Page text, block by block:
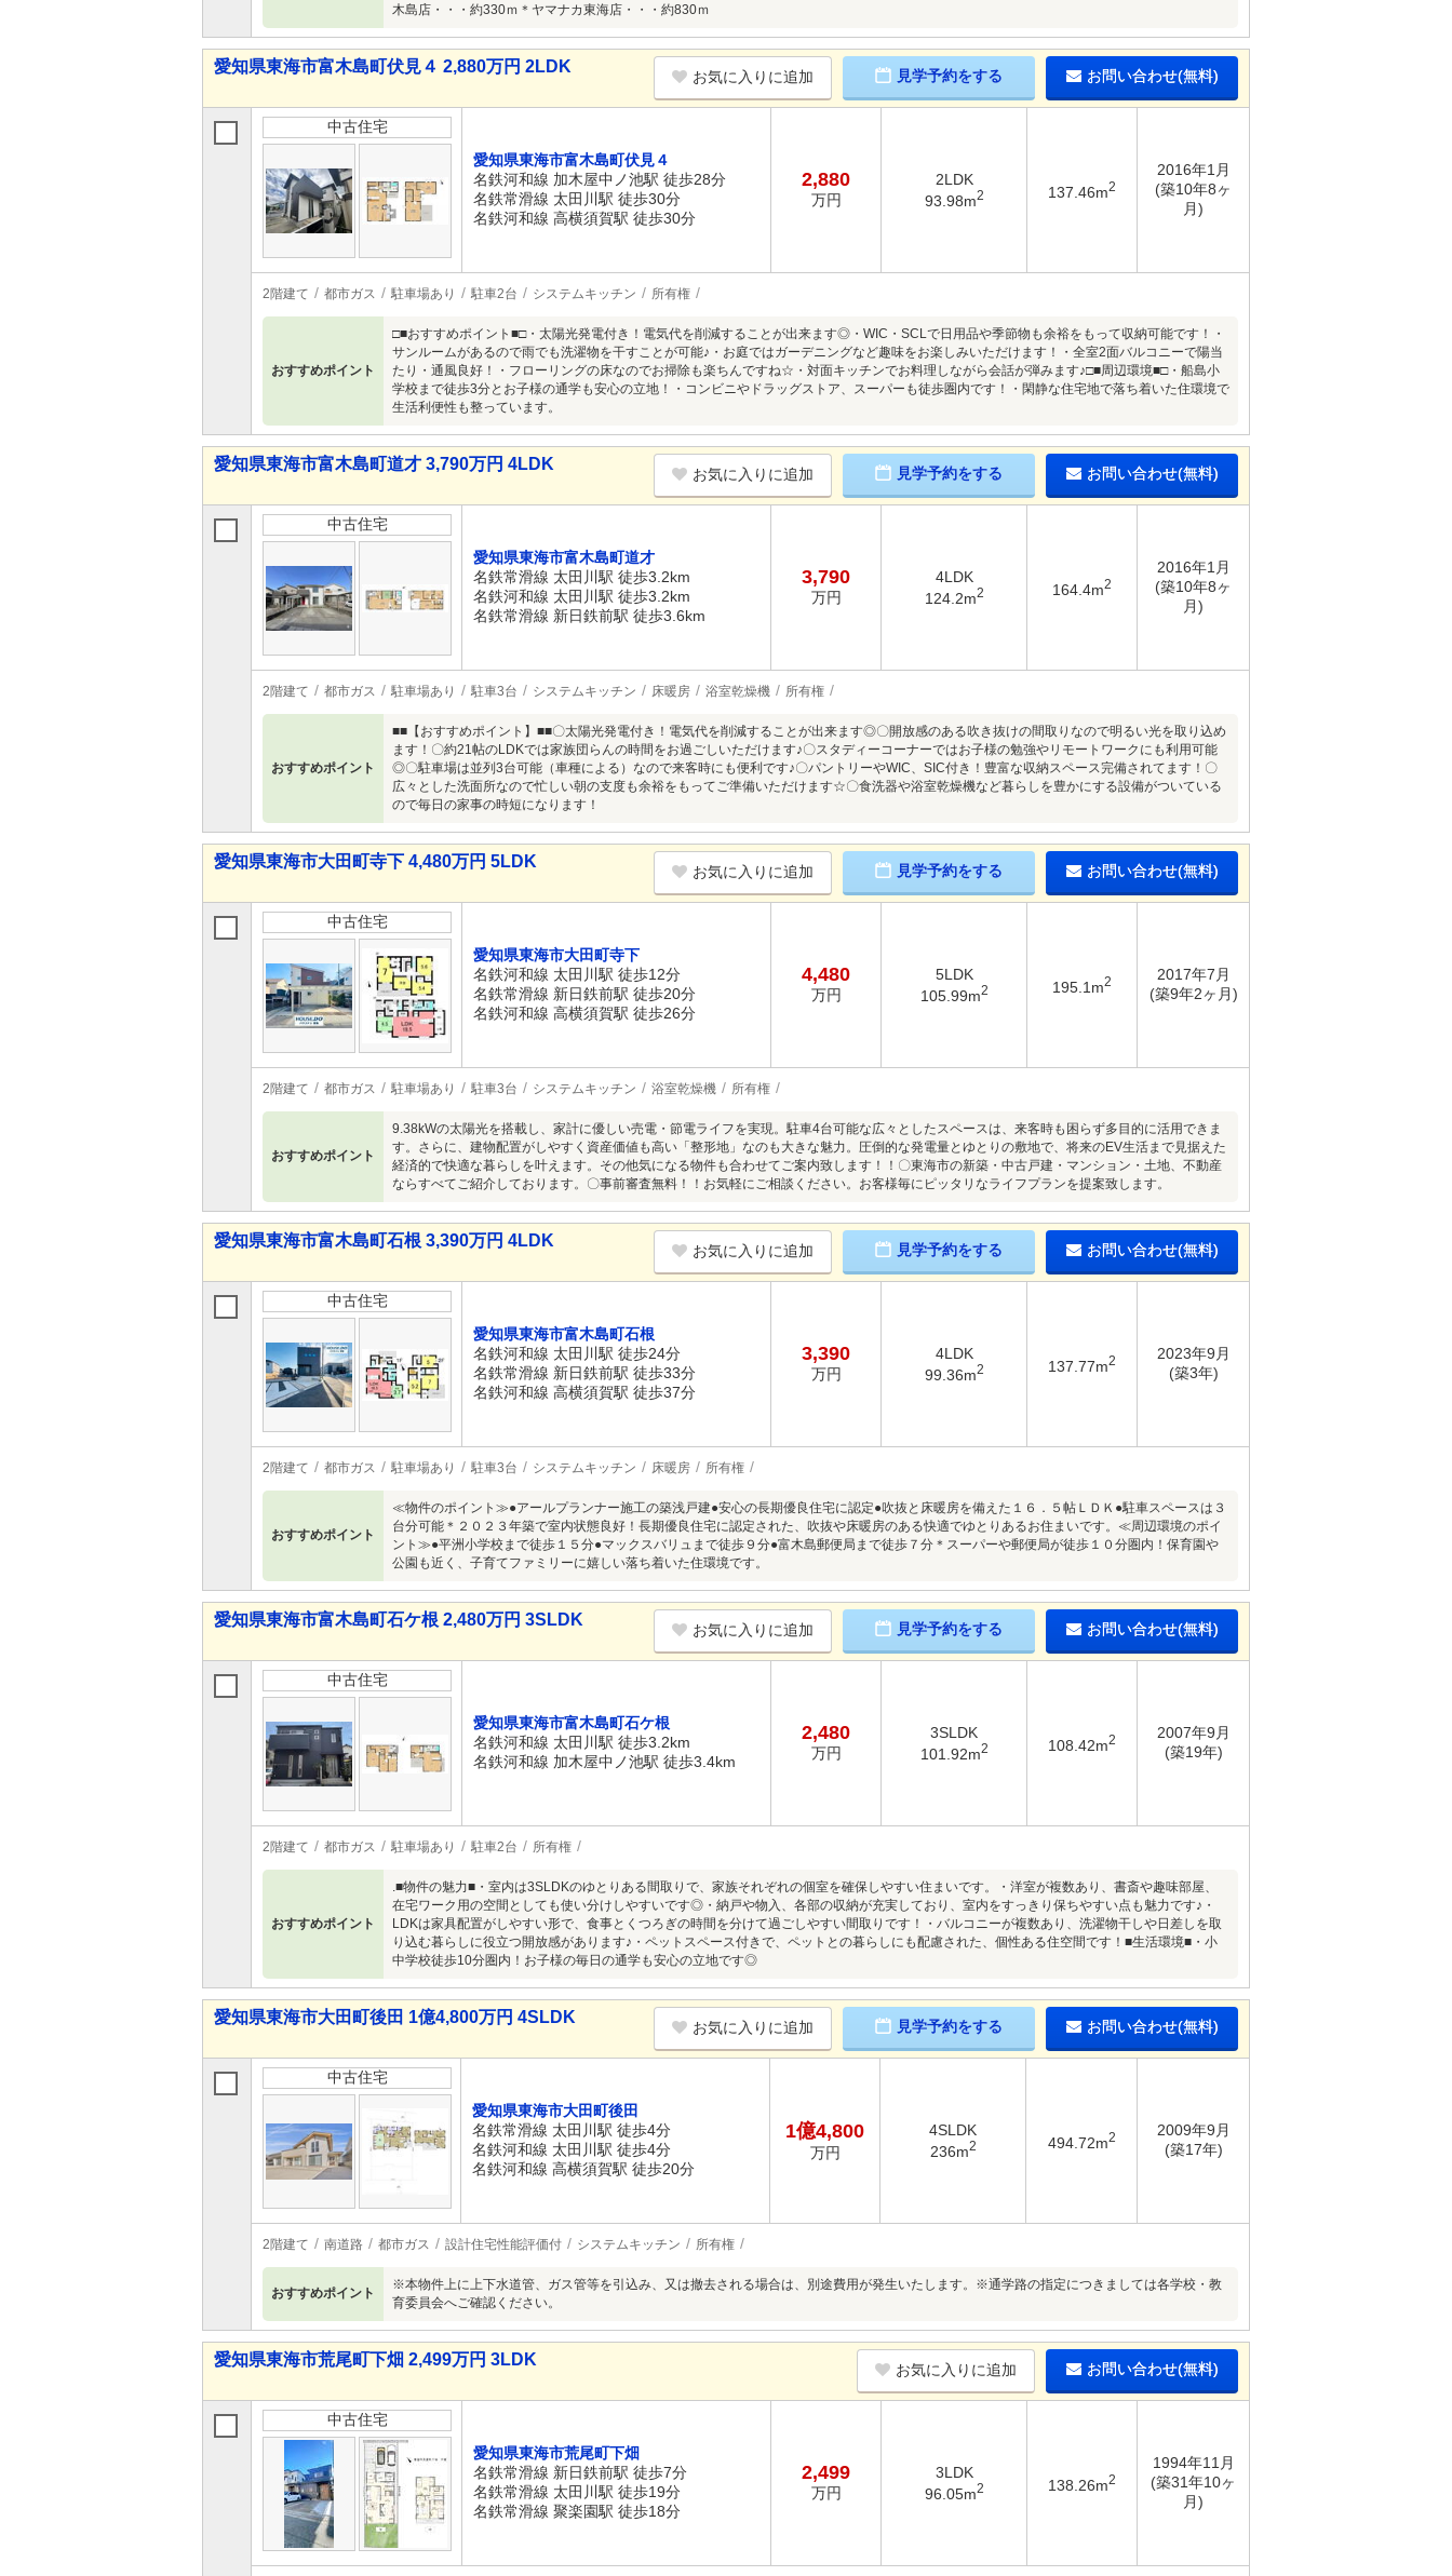
木島店・・・約330ｍ＊ヤマナカ東海店・・・約830ｍ
愛知県東海市富木島町伏見４ 2,880万円 2LDK
お気に入りに追加 見学予約をする お問い合わせ(無料)
中古住宅
愛知県東海市富木島町伏見４
名鉄河和線 加木屋中ノ池駅 徒歩28分
名鉄常滑線 太田川駅 徒歩30分
名鉄河和線 高横須賀駅 徒歩30分
2,880
万円
2LDK
93.98m2 137.46m2
2016年1月
(築10年8ヶ
月)
2階建て 都市ガス 駐車場あり 駐車2台 システムキッチン 所有権
おすすめポイント
□■おすすめポイント■□・太陽光発電付き！電気代を削減することが出来ます◎・WIC・SCLで日用品や季節物も余裕をもって収納可能です！・
サンルームがあるので雨でも洗濯物を干すことが可能♪・お庭ではガーデニングなど趣味をお楽しみいただけます！・全室2面バルコニーで陽当
たり・通風良好！・フローリングの床なのでお掃除も楽ちんですね☆・対面キッチンでお料理しながら会話が弾みます♪□■周辺環境■□・船島小
学校まで徒歩3分とお子様の通学も安心の立地！・コンビニやドラッグストア、スーパーも徒歩圏内です！・閑静な住宅地で落ち着いた住環境で
生活利便性も整っています。
愛知県東海市富木島町道才 3,790万円 4LDK
お気に入りに追加 見学予約をする お問い合わせ(無料)
中古住宅
愛知県東海市富木島町道才
名鉄常滑線 太田川駅 徒歩3.2km
名鉄河和線 太田川駅 徒歩3.2km
名鉄常滑線 新日鉄前駅 徒歩3.6km
3,790
万円
4LDK
124.2m2 164.4m2
2016年1月
(築10年8ヶ
月)
2階建て 都市ガス 駐車場あり 駐車3台 システムキッチン 床暖房 浴室乾燥機 所有権
おすすめポイント
■■【おすすめポイント】■■〇太陽光発電付き！電気代を削減することが出来ます◎〇開放感のある吹き抜けの間取りなので明るい光を取り込め
ます！〇約21帖のLDKでは家族団らんの時間をお過ごしいただけます♪〇スタディーコーナーではお子様の勉強やリモートワークにも利用可能
◎〇駐車場は並列3台可能（車種による）なので来客時にも便利です♪〇パントリーやWIC、SIC付き！豊富な収納スペース完備されてます！〇
広々とした洗面所なので忙しい朝の支度も余裕をもってご準備いただけます☆〇食洗器や浴室乾燥機など暮らしを豊かにする設備がついている
ので毎日の家事の時短になります！
愛知県東海市大田町寺下 4,480万円 5LDK
お気に入りに追加 見学予約をする お問い合わせ(無料)
中古住宅
愛知県東海市大田町寺下
名鉄河和線 太田川駅 徒歩12分
名鉄常滑線 新日鉄前駅 徒歩20分
名鉄河和線 高横須賀駅 徒歩26分
4,480
万円
5LDK
105.99m2 195.1m2
2017年7月
(築9年2ヶ月)
2階建て 都市ガス 駐車場あり 駐車3台 システムキッチン 浴室乾燥機 所有権
おすすめポイント
9.38kWの太陽光を搭載し、家計に優しい売電・節電ライフを実現。駐車4台可能な広々としたスペースは、来客時も困らず多目的に活用できま
す。さらに、建物配置がしやすく資産価値も高い「整形地」なのも大きな魅力。圧倒的な発電量とゆとりの敷地で、将来のEV生活まで見据えた
経済的で快適な暮らしを叶えます。その他気になる物件も合わせてご案内致します！！〇東海市の新築・中古戸建・マンション・土地、不動産
ならすべてご紹介しております。〇事前審査無料！！お気軽にご相談ください。お客様毎にピッタリなライフプランを提案致します。
愛知県東海市富木島町石根 3,390万円 4LDK
お気に入りに追加 見学予約をする お問い合わせ(無料)
中古住宅
愛知県東海市富木島町石根
名鉄河和線 太田川駅 徒歩24分
名鉄常滑線 新日鉄前駅 徒歩33分
名鉄河和線 高横須賀駅 徒歩37分
3,390
万円
4LDK
99.36m2 137.77m2
2023年9月
(築3年)
2階建て 都市ガス 駐車場あり 駐車3台 システムキッチン 床暖房 所有権
おすすめポイント
≪物件のポイント≫●アールプランナー施工の築浅戸建●安心の長期優良住宅に認定●吹抜と床暖房を備えた１６．５帖ＬＤＫ●駐車スペースは３
台分可能＊２０２３年築で室内状態良好！長期優良住宅に認定された、吹抜や床暖房のある快適でゆとりあるお住まいです。≪周辺環境のポイ
ント≫●平洲小学校まで徒歩１５分●マックスバリュまで徒歩９分●富木島郵便局まで徒歩７分＊スーパーや郵便局が徒歩１０分圏内！保育園や
公園も近く、子育てファミリーに嬉しい落ち着いた住環境です。
愛知県東海市富木島町石ケ根 2,480万円 3SLDK
お気に入りに追加 見学予約をする お問い合わせ(無料)
中古住宅
愛知県東海市富木島町石ケ根
名鉄河和線 太田川駅 徒歩3.2km
名鉄河和線 加木屋中ノ池駅 徒歩3.4km
2,480
万円
3SLDK
101.92m2 108.42m2
2007年9月
(築19年)
2階建て 都市ガス 駐車場あり 駐車2台 所有権
おすすめポイント
.■物件の魅力■・室内は3SLDKのゆとりある間取りで、家族それぞれの個室を確保しやすい住まいです。・洋室が複数あり、書斎や趣味部屋、
在宅ワーク用の空間としても使い分けしやすいです◎・納戸や物入、各部の収納が充実しており、室内をすっきり保ちやすい点も魅力です♪・
LDKは家具配置がしやすい形で、食事とくつろぎの時間を分けて過ごしやすい間取りです！・バルコニーが複数あり、洗濯物干しや日差しを取
り込む暮らしに役立つ開放感があります♪・ペットスペース付きで、ペットとの暮らしにも配慮された、個性ある住空間です！■生活環境■・小
中学校徒歩10分圏内！お子様の毎日の通学も安心の立地です◎
愛知県東海市大田町後田 1億4,800万円 4SLDK
お気に入りに追加 見学予約をする お問い合わせ(無料)
中古住宅
愛知県東海市大田町後田
名鉄常滑線 太田川駅 徒歩4分
名鉄河和線 太田川駅 徒歩4分
名鉄河和線 高横須賀駅 徒歩20分
1億4,800
万円
4SLDK
236m2 494.72m2
2009年9月
(築17年)
2階建て 南道路 都市ガス 設計住宅性能評価付 システムキッチン 所有権
おすすめポイント
※本物件上に上下水道管、ガス管等を引込み、又は撤去される場合は、別途費用が発生いたします。※通学路の指定につきましては各学校・教
育委員会へご確認ください。
愛知県東海市荒尾町下畑 2,499万円 3LDK
お気に入りに追加 お問い合わせ(無料)
中古住宅
愛知県東海市荒尾町下畑
名鉄常滑線 新日鉄前駅 徒歩7分
名鉄常滑線 太田川駅 徒歩19分
名鉄常滑線 聚楽園駅 徒歩18分
2,499
万円
3LDK
96.05m2 138.26m2
1994年11月
(築31年10ヶ
月)